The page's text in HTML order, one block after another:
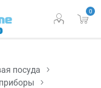
0
посуда